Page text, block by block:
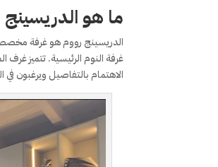
ما هو
الدريسينج رووم هو غرفة
غرفة النوم الرئيسية. تتميز
الاهتمام بالتفاصيل ويرغبون